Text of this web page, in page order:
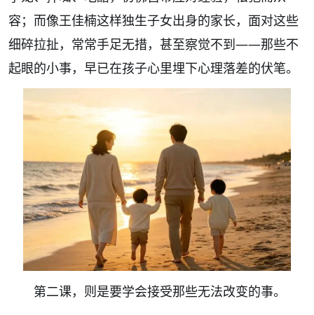
容；而像王佳楠这样独生子女出身的家长，面对这些
细碎拉扯，常常手足无措，甚至察觉不到——那些不
起眼的小事，早已在孩子心里埋下心理落差的伏笔。
第二课，则是要学会接受那些无法改变的事。